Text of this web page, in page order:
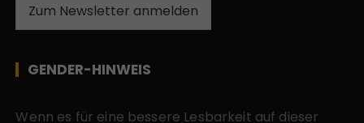
Zum Newsletter anmelden
GENDER-HINWEIS
Wenn es für eine bessere Lesbarkeit auf dieser